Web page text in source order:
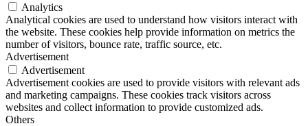
Analytics
Analytical cookies are used to understand how visitors interact with
the website. These cookies help provide information on metrics the
number of visitors, bounce rate, traffic source, etc.
Advertisement
Advertisement
Advertisement cookies are used to provide visitors with relevant ads
and marketing campaigns. These cookies track visitors across
websites and collect information to provide customized ads.
Others